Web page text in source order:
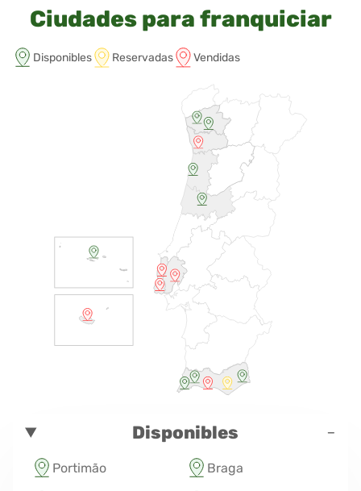
Ciudades para franquiciar
Disponibles Reservadas Vendidas
Disponibles -
Portimão Braga